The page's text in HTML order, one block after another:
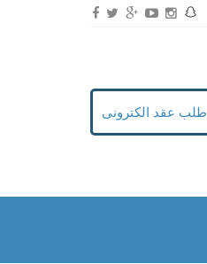
طلب عقد الكترونى